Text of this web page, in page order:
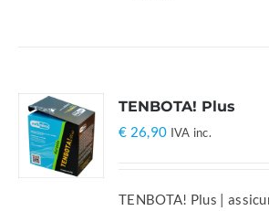
TENBOTA! Plus
€ 26,90 IVA inc.
TENBOTA! Plus |